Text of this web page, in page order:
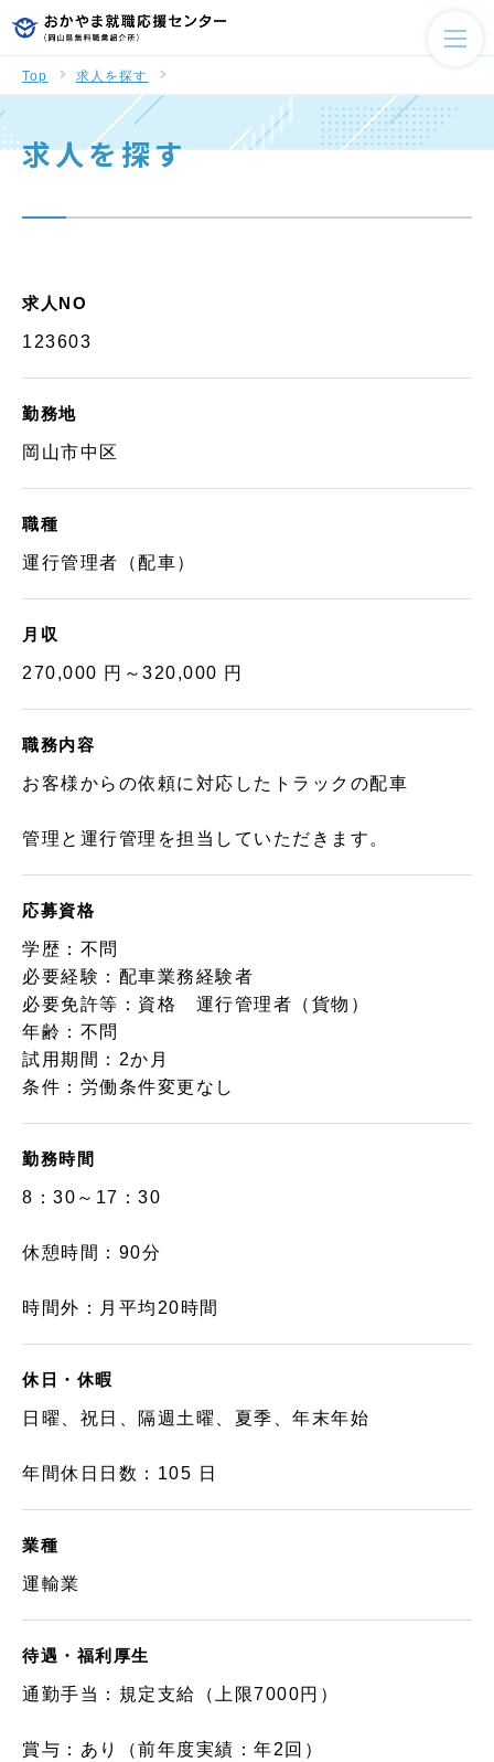
Top 求人を探す
求人を探す
求人NO
123603
勤務地
岡山市中区
職種
運行管理者（配車）
月収
270,000 円～320,000 円
職務内容
お客様からの依頼に対応したトラックの配車
管理と運行管理を担当していただきます。
応募資格
学歴：不問
必要経験：配車業務経験者
必要免許等：資格 運行管理者（貨物）
年齢：不問
試用期間：2か月
条件：労働条件変更なし
勤務時間
8：30～17：30
休憩時間：90分
時間外：月平均20時間
休日・休暇
日曜、祝日、隔週土曜、夏季、年末年始
年間休日日数：105 日
業種
運輸業
待遇・福利厚生
通勤手当：規定支給（上限7000円）
賞与：あり（前年度実績：年2回）